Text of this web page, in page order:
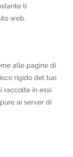
ti
web.
alle pagine di
rigido del tuo
raccolte in essi
ai server di